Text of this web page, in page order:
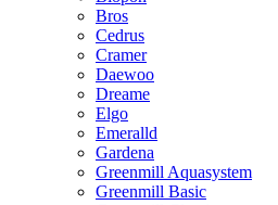
Bros
Cedrus
Cramer
Daewoo
Dreame
Elgo
Emeralld
Gardena
Greenmill Aquasystem
Greenmill Basic